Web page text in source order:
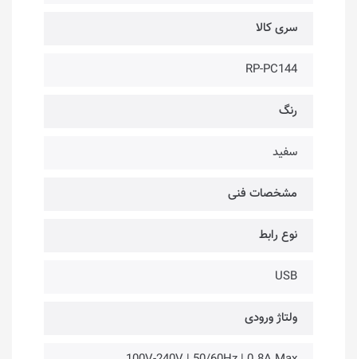
سری کالا
RP-PC144
رنگ
سفید
مشخصات فنی
نوع رابط
USB
ولتاژ ورودی